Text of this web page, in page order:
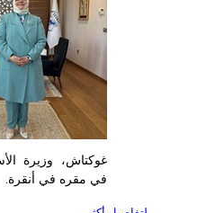
غوكتاش، وزيرة
في مقره في أنقرة.